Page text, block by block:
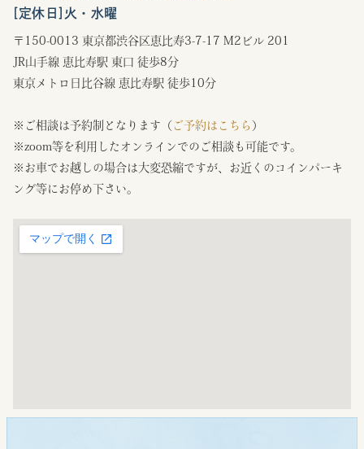
[定休日]火・水曜
〒150-0013 東京都渋谷区恵比寿3-7-17 M2ビル 201
JR山手線 恵比寿駅 東口 徒歩8分
東京メトロ日比谷線 恵比寿駅 徒歩10分
※ご相談は予約制となります（ ご予約はこちら ）
※zoom等を利用したオンラインでのご相談も可能です。
※お車でお越しの場合は大変恐縮ですが、お近くのコインパーキ
ング等にお停め下さい。